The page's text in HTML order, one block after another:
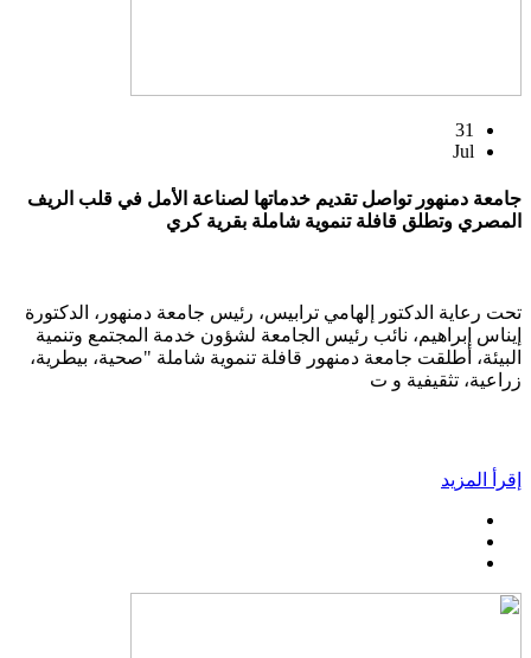
31
Jul
جامعة دمنهور تواصل تقديم خدماتها لصناعة الأمل في قلب الريف
المصري وتطلق قافلة تنموية شاملة بقرية كري
تحت رعاية الدكتور إلهامي ترابيس، رئيس جامعة دمنهور، الدكتورة
إيناس إبراهيم، نائب رئيس الجامعة لشؤون خدمة المجتمع وتنمية
البيئة، أطلقت جامعة دمنهور قافلة تنموية شاملة "صحية، بيطرية،
زراعية، تثقيفية و ت
إقرأ المزيد